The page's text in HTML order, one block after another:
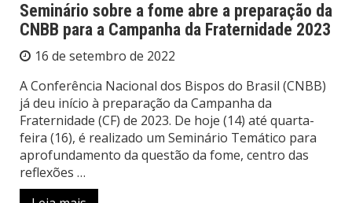
Seminário sobre a fome abre a preparação da
CNBB para a Campanha da Fraternidade 2023
16 de setembro de 2022
A Conferência Nacional dos Bispos do Brasil (CNBB)
já deu início à preparação da Campanha da
Fraternidade (CF) de 2023. De hoje (14) até quarta-
feira (16), é realizado um Seminário Temático para
aprofundamento da questão da fome, centro das
reflexões …